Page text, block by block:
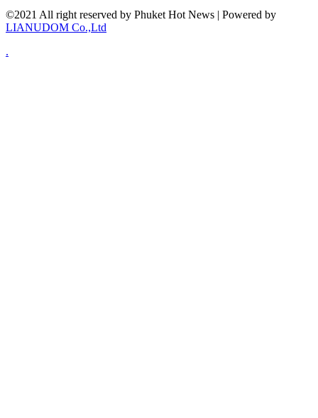
©2021 All right reserved by Phuket Hot News | Powered by
LIANUDOM Co.,Ltd
.